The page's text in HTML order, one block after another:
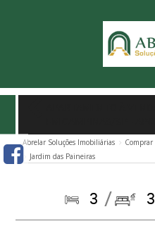
Abrelar Soluções Imobiliárias Comprar
Jardim das Paineiras
3 3